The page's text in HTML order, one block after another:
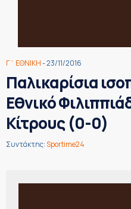
Γ΄ ΕΘΝΙΚΗ- 23/11/2016
Παλικαρίσια
Εθνικό
Κίτρους (0-0)
Συντάκτης:Sportime24